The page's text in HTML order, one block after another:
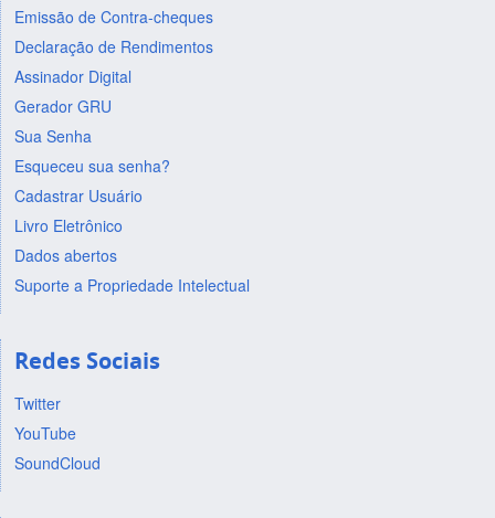
Emissão de Contra-cheques
Declaração de Rendimentos
Assinador Digital
Gerador GRU
Sua Senha
Esqueceu sua senha?
Cadastrar Usuário
Livro Eletrônico
Dados abertos
Suporte a Propriedade Intelectual
Redes Sociais
Twitter
YouTube
SoundCloud